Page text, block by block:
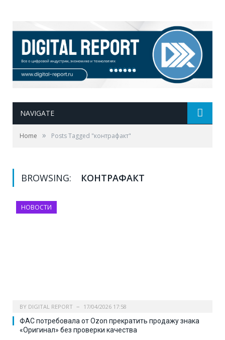
NAVIGATE
Home » Posts Tagged "контрафакт"
BROWSING: КОНТРАФАКТ
НОВОСТИ
BY DIGITAL REPORT 17/04/2026 17:58
ФАС потребовала от Ozon прекратить продажу знака
«Оригинал» без проверки качества